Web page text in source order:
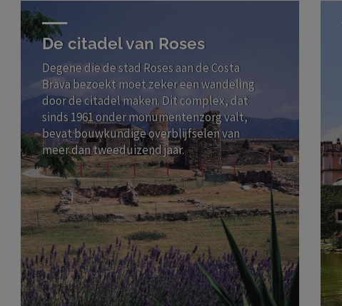
De citadel van Roses
Degene die de stad Roses aan de Costa
Brava bezoekt moet zeker een wandeling
door de citadel maken. Dit complex, dat
sinds 1961 onder monumentenzorg valt,
bevat bouwkundige overblijfselen van
meer dan tweeduizend jaar.